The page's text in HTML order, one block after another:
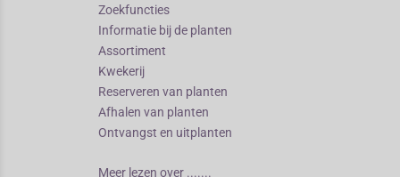
Zoekfuncties
Informatie bij de planten
Assortiment
Kwekerij
Reserveren van planten
Afhalen van planten
Ontvangst en uitplanten
Meer lezen over .......